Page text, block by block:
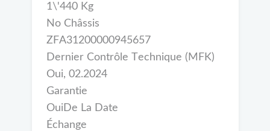
1\'440 Kg
No Châssis
ZFA31200000945657
Dernier Contrôle Technique (MFK)
Oui, 02.2024
Garantie
OuiDe La Date
Échange